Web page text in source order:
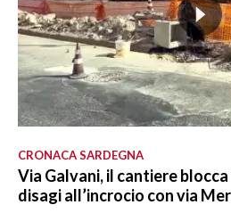
CRONACA SARDEGNA
Via Galvani, il cantiere
disagi all’incrocio con via